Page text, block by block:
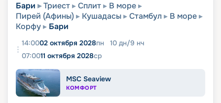
Бари Триест Сплит
В море
Пирей (Афины)
Кушадасы Стамбул
В море
Корфу
Бари
14:0002 октября 2028пн 10 дн/9 нч
07:0011 октября 2028ср
MSC Seaview
КОМФОРТ